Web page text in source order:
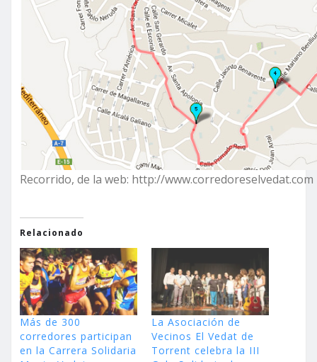
Recorrido, de la web: http://www.corredoreselvedat.com
Relacionado
Más de 300
corredores participan
en la Carrera Solidaria
La Asociación de
Vecinos El Vedat de
Torrent celebra la III